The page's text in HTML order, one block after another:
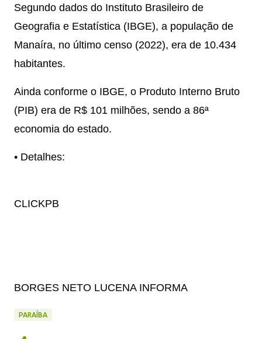
Segundo dados do Instituto Brasileiro de
Geografia e Estatística (IBGE), a população de
Manaíra, no último censo (2022), era de 10.434
habitantes.
Ainda conforme o IBGE, o Produto Interno Bruto
(PIB) era de R$ 101 milhões, sendo a 86ª
economia do estado.
• Detalhes:
CLICKPB
BORGES NETO LUCENA INFORMA
PARAÍBA